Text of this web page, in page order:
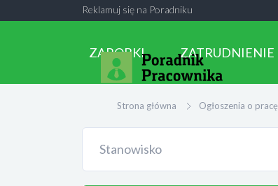
Reklamuj się na Poradniku
ZAROBKI ZATRUDNIENIE
Strona główna Ogłoszenia o pracę